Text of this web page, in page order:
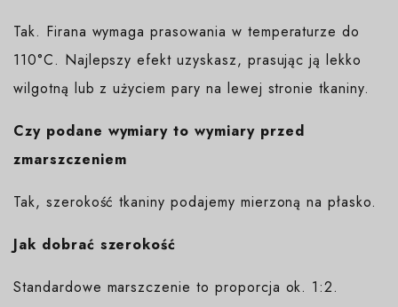
Tak. Firana wymaga prasowania w temperaturze do
110°C. Najlepszy efekt uzyskasz, prasując ją lekko
wilgotną lub z użyciem pary na lewej stronie tkaniny.
Czy podane wymiary to wymiary przed
zmarszczeniem
Tak, szerokość tkaniny podajemy mierzoną na płasko.
Jak dobrać szerokość
Standardowe marszczenie to proporcja ok. 1:2.